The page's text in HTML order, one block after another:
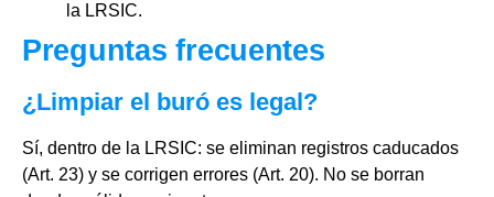
la LRSIC.
Preguntas frecuentes
¿Limpiar el buró es legal?
Sí, dentro de la LRSIC: se eliminan registros caducados
(Art. 23) y se corrigen errores (Art. 20). No se borran